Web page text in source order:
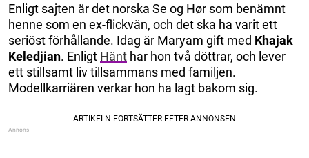
Enligt sajten är det norska Se og Hør som benämnt
henne som en ex-flickvän, och det ska ha varit ett
seriöst förhållande. Idag är Maryam gift med Khajak
Keledjian. Enligt Hänt har hon två döttrar, och lever
ett stillsamt liv tillsammans med familjen.
Modellkarriären verkar hon ha lagt bakom sig.